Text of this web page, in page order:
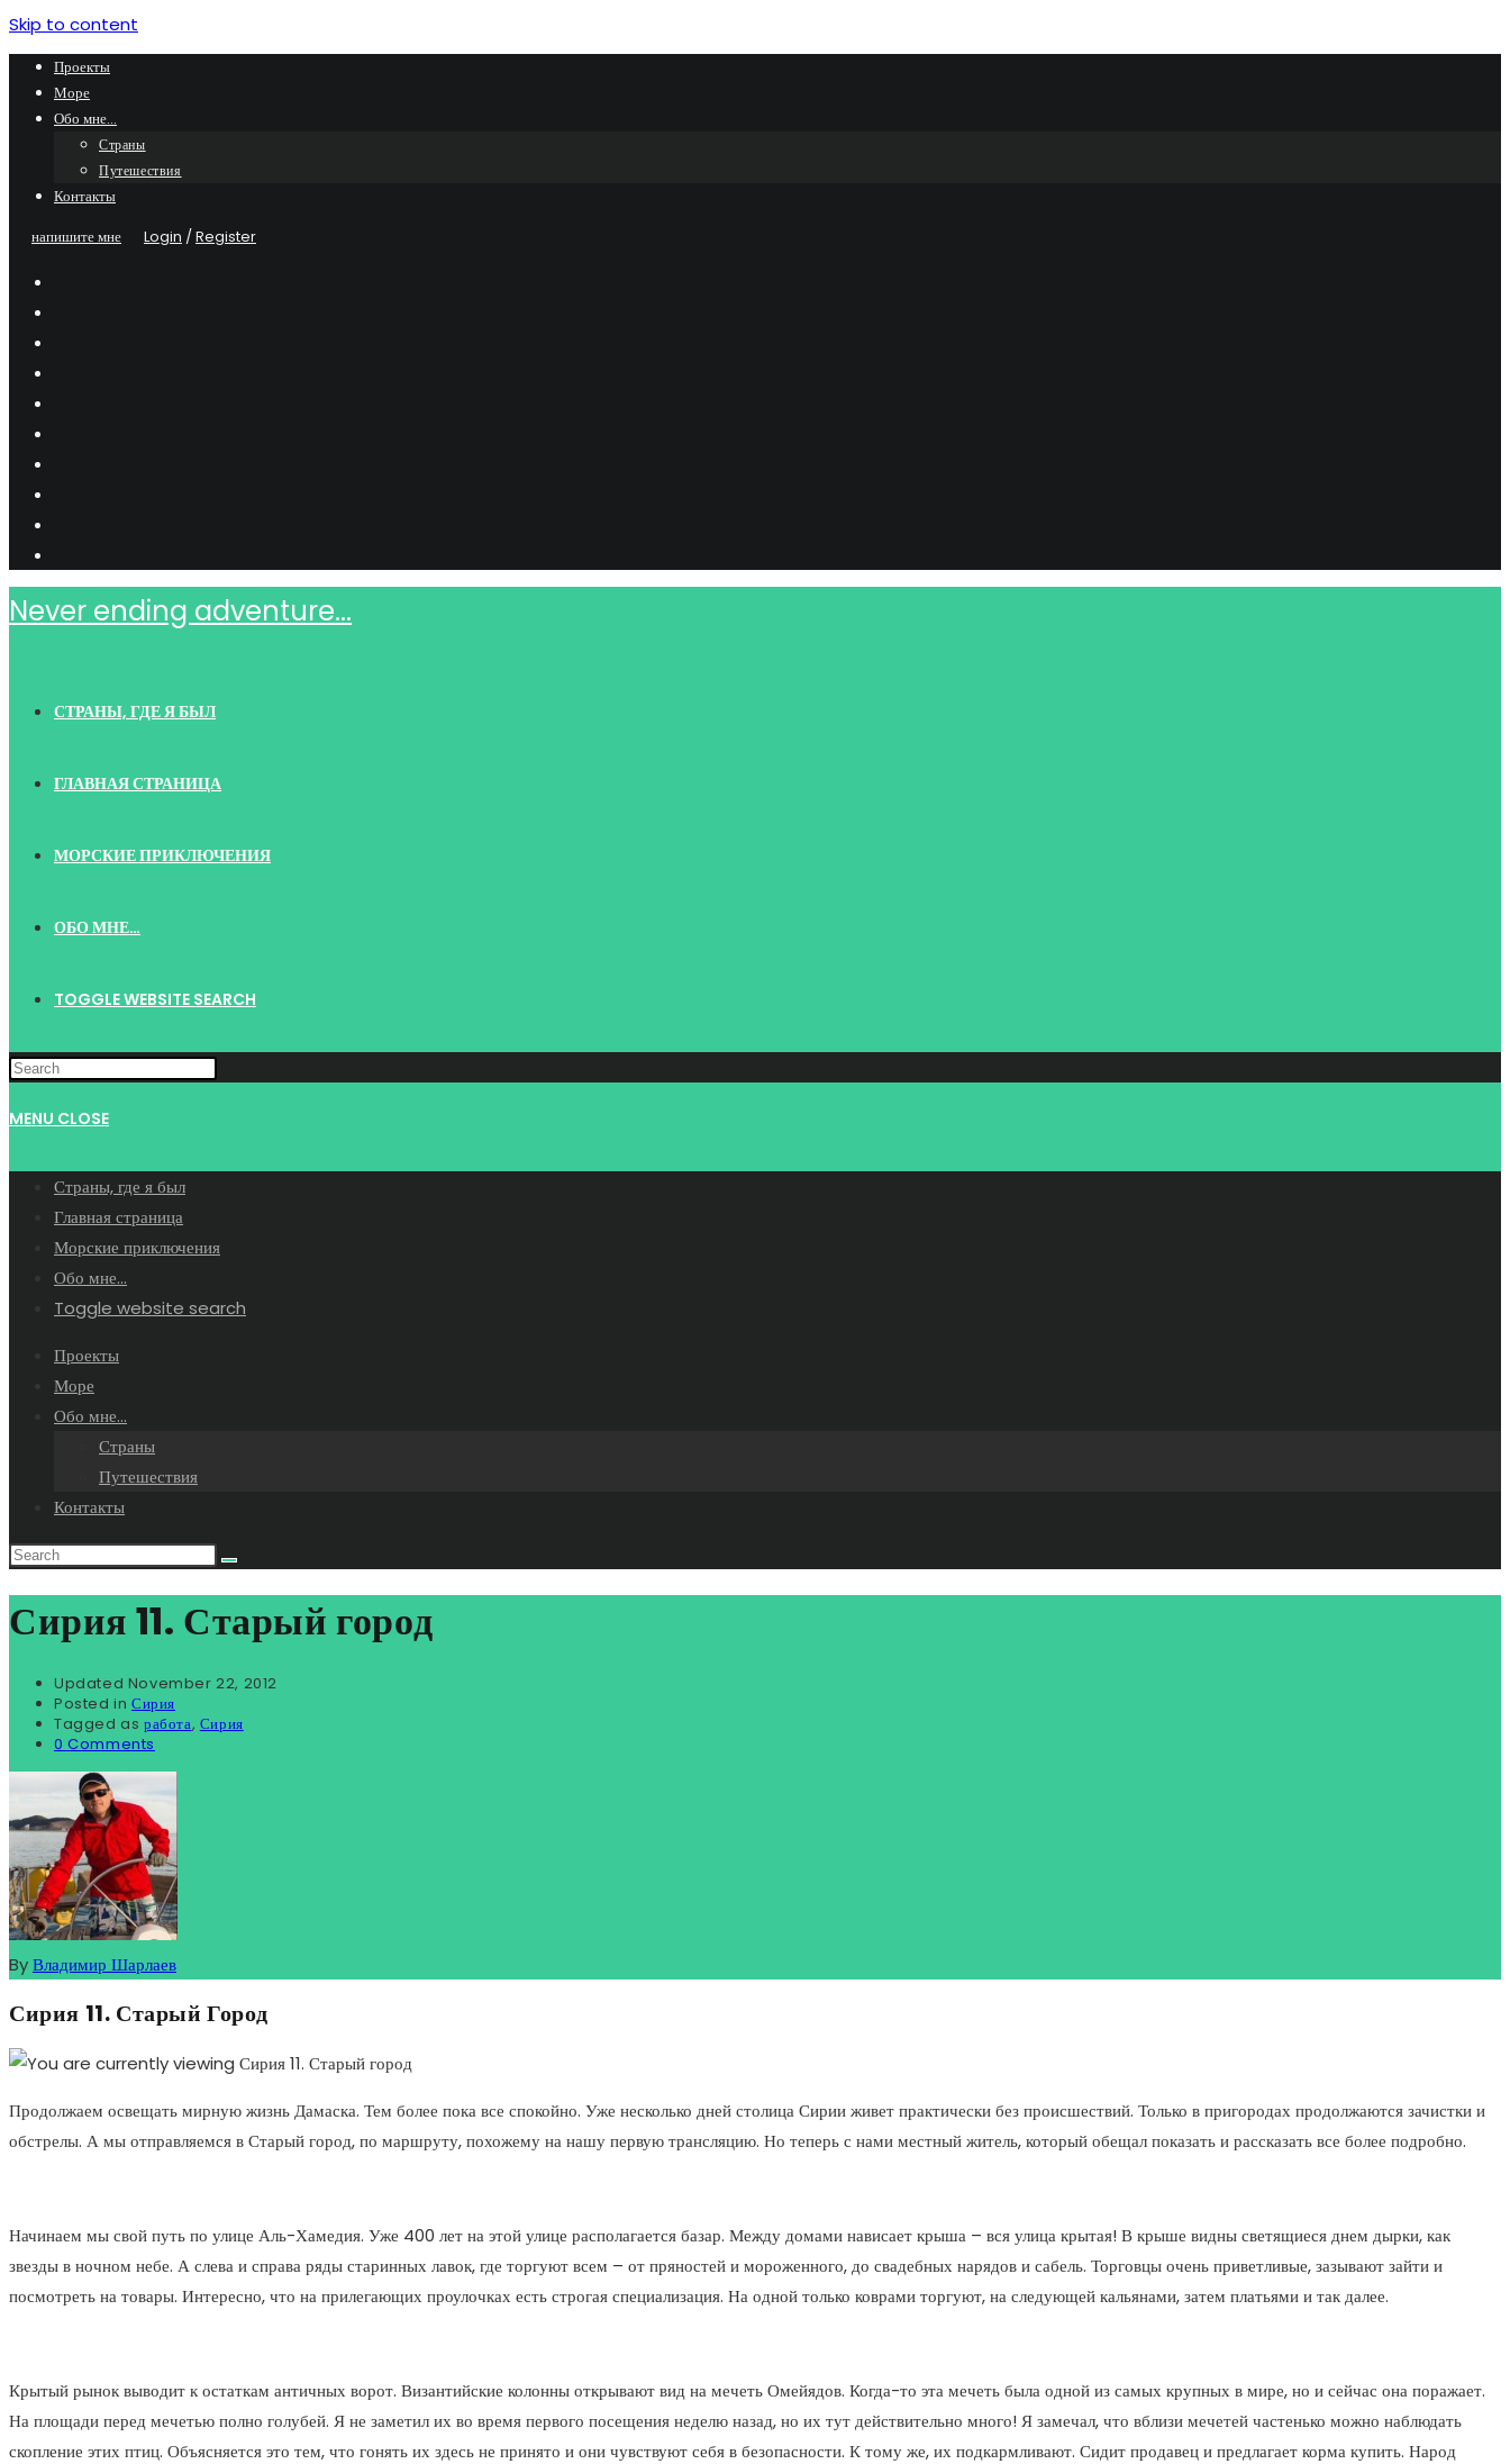
Skip to content
Проекты
Море
Обо мне…
Страны
Путешествия
Контакты
напишите мне
Login /Register
Never ending adventure...
СТРАНЫ, ГДЕ Я БЫЛ
ГЛАВНАЯ СТРАНИЦА
МОРСКИЕ ПРИКЛЮЧЕНИЯ
ОБО МНЕ…
TOGGLE WEBSITE SEARCH
MENU CLOSE
Страны, где я был
Главная страница
Морские приключения
Обо мне…
Toggle website search
Проекты
Море
Обо мне…
Страны
Путешествия
Контакты
Сирия 11. Старый город
Updated November 22, 2012
Posted in Сирия
Tagged as работа, Сирия
0 Comments
ByВладимир Шарлаев
Сирия 11. Старый Город
Продолжаем освещать мирную жизнь Дамаска. Тем более пока все спокойно. Уже несколько дней столица Сирии живет практически без происшествий. Только в пригородах продолжаются зачистки и
обстрелы. А мы отправляемся в Старый город, по маршруту, похожему на нашу первую трансляцию. Но теперь с нами местный житель, который обещал показать и рассказать все более подробно.
Начинаем мы свой путь по улице Аль-Хамедия. Уже 400 лет на этой улице располагается базар. Между домами нависает крыша – вся улица крытая! В крыше видны светящиеся днем дырки, как
звезды в ночном небе. А слева и справа ряды старинных лавок, где торгуют всем – от пряностей и мороженного, до свадебных нарядов и сабель. Торговцы очень приветливые, зазывают зайти и
посмотреть на товары. Интересно, что на прилегающих проулочках есть строгая специализация. На одной только коврами торгуют, на следующей кальянами, затем платьями и так далее.
Крытый рынок выводит к остаткам античных ворот. Византийские колонны открывают вид на мечеть Омейядов. Когда-то эта мечеть была одной из самых крупных в мире, но и сейчас она поражает.
На площади перед мечетью полно голубей. Я не заметил их во время первого посещения неделю назад, но их тут действительно много! Я замечал, что вблизи мечетей частенько можно наблюдать
скопление этих птиц. Объясняется это тем, что гонять их здесь не принято и они чувствуют себя в безопасности. К тому же, их подкармливают. Сидит продавец и предлагает корма купить. Народ